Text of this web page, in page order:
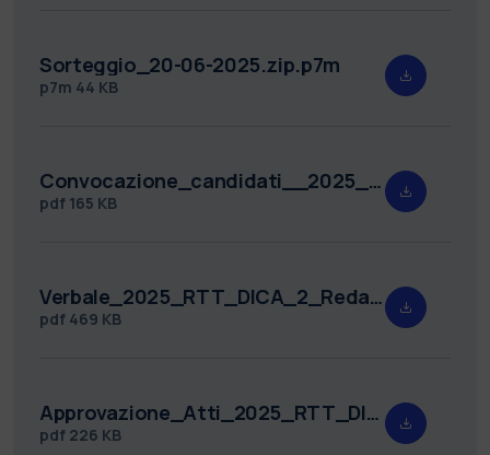
Sorteggio_20-06-2025.zip.p7m
p7m 44 KB
Convocazione_candidati__2025_RTT_DICA_2.pdf
pdf 165 KB
Verbale_2025_RTT_DICA_2_Redatto.pdf
pdf 469 KB
Approvazione_Atti_2025_RTT_DICA_2.pdf
pdf 226 KB